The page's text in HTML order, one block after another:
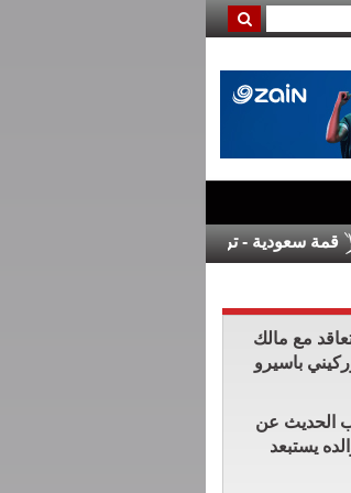
- تركية - باكستانية في جدة الجمعة
مع مالك
باسيرو
الحديث عن
يستبعد